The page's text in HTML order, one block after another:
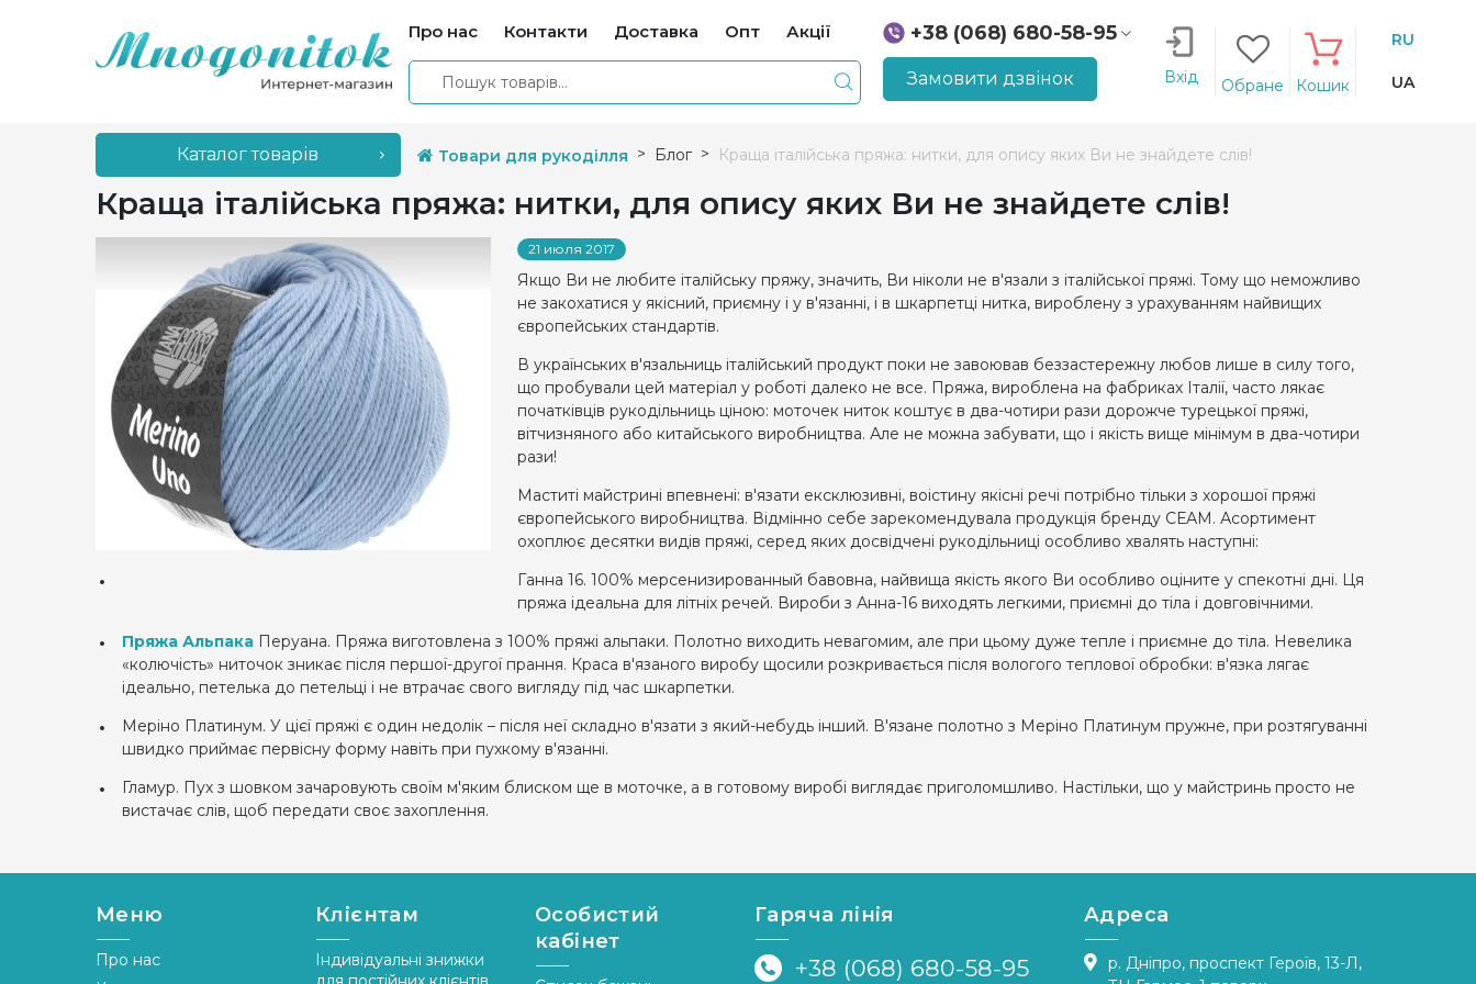
Про нас Контакти Доставка Опт Акції
+38 (068) 680-58-95
+38 (066) 207-14-90
Замовити дзвінок Вхід Обране Кошик
RU
UA
Каталог товарів Товари для рукоділля Блог Краща італійська пряжа: нитки, для опису яких Ви не знайдете слів!
Краща італійська пряжа: нитки, для опису яких Ви не знайдете слів!
21 июля 2017
Якщо Ви не любите італійську пряжу, значить, Ви ніколи не в'язали з італійської пряжі. Тому що неможливо
не закохатися у якісний, приємну і у в'язанні, і в шкарпетці нитка, вироблену з урахуванням найвищих
європейських стандартів.
В українських в'язальниць італійський продукт поки не завоював беззастережну любов лише в силу того,
що пробували цей матеріал у роботі далеко не все. Пряжа, вироблена на фабриках Італії, часто лякає
початківців рукодільниць ціною: моточек ниток коштує в два-чотири рази дорожче турецької пряжі,
вітчизняного або китайського виробництва. Але не можна забувати, що і якість вище мінімум в два-чотири
рази!
Маститі майстрині впевнені: в'язати ексклюзивні, воістину якісні речі потрібно тільки з хорошої пряжі
європейського виробництва. Відмінно себе зарекомендувала продукція бренду СЕАМ. Асортимент
охоплює десятки видів пряжі, серед яких досвідчені рукодільниці особливо хвалять наступні:
Ганна 16. 100% мерсенизированный бавовна, найвища якість якого Ви особливо оціните у спекотні дні. Ця
пряжа ідеальна для літніх речей. Вироби з Анна-16 виходять легкими, приємні до тіла і довговічними.
Пряжа Альпака Перуана. Пряжа виготовлена з 100% пряжі альпаки. Полотно виходить невагомим, але при цьому дуже тепле і приємне до тіла. Невелика
«колючість» ниточок зникає після першої-другої прання. Краса в'язаного виробу щосили розкривається після вологого теплової обробки: в'язка лягає
ідеально, петелька до петельці і не втрачає свого вигляду під час шкарпетки.
Меріно Платинум. У цієї пряжі є один недолік – після неї складно в'язати з який-небудь інший. В'язане полотно з Меріно Платинум пружне, при розтягуванні
швидко приймає первісну форму навіть при пухкому в'язанні.
Гламур. Пух з шовком зачаровують своїм м'яким блиском ще в моточке, а в готовому виробі виглядає приголомшливо. Настільки, що у майстринь просто не
вистачає слів, щоб передати своє захоплення.
Меню
Про нас
Клієнтам
Індивідуальні знижки
Особистий
кабінет
Гаряча лінія
+38 (068) 680-58-95
Адреса
р. Дніпро, проспект Героїв, 13-Л,